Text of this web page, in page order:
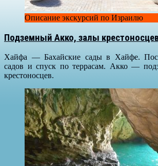
Описание экскурсий по Израилю
Подземный Акко, залы
Хайфа — Бахайские сады в Хайфе.
садов и спуск по террасам. Акко —
крестоносцев.